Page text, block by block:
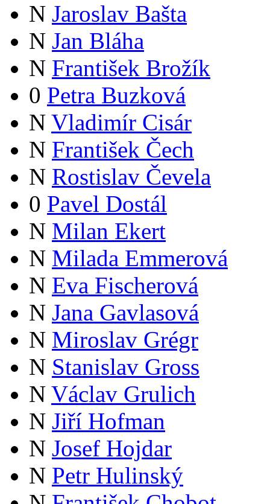
N Jaroslav Bašta
N Jan Bláha
N František Brožík
0 Petra Buzková
N Vladimír Cisár
N František Čech
N Rostislav Čevela
0 Pavel Dostál
N Milan Ekert
N Milada Emmerová
N Eva Fischerová
N Jana Gavlasová
N Miroslav Grégr
N Stanislav Gross
N Václav Grulich
N Jiří Hofman
N Josef Hojdar
N Petr Hulinský